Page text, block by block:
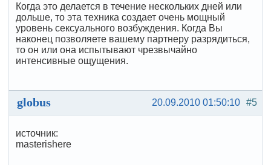
Когда это делается в течение нескольких дней или
дольше, то эта техника создает очень мощный
уровень сексуального возбуждения. Когда Вы
наконец позволяете вашему партнеру разрядиться,
то он или она испытывают чрезвычайно
интенсивные ощущения.
#5
20.09.2010 01:50:10
globus
источник:
masterishere